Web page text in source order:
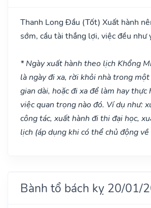
Thanh Long Đầu (Tốt) Xuất hành
sớm, cầu tài thắng lợi, việc đều như
* Ngày xuất hành theo lịch Khổng
là ngày đi xa, rời khỏi nhà trong
gian dài, hoặc đi xa để làm hay
việc quan trọng nào đó. Ví dụ như:
công tác, xuất hành đi thi đại học,
lịch (áp dụng khi có thể chủ động
Bành tổ bách kỵ 20/01/